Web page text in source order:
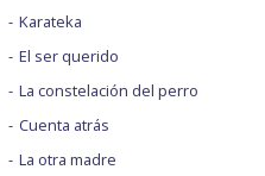
Karateka
El ser querido
La constelación del perro
Cuenta atrás
La otra madre